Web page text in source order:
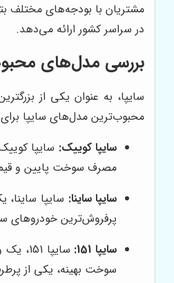
مشتریان با بودجه‌های مختلف
در سراسر کشور ارائه می‌دهد.
بررسی مدل‌های
سایپا، به عنوان یکی از
محبوب‌ترین مدل‌های سایپا
سایپا کوییک: سایپا
مصرف سوخت پایین و
سایپا ساینا: سایپا
پرفروش‌ترین خودروهای
سایپا 151:
سوخت بهینه، یکی از